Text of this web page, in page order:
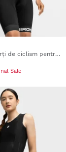
Pantaloni scurți de ciclism pentru femei
Sale